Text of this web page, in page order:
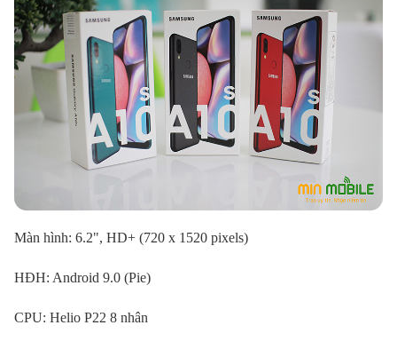
Màn hình: 6.2", HD+ (720 x 1520 pixels)
HĐH: Android 9.0 (Pie)
CPU: Helio P22 8 nhân